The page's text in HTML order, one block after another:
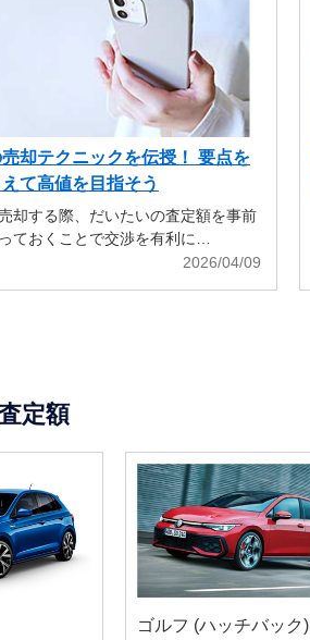
却テクニックを伝授！ 要点を
て高値を目指そう
却する際、だいたいの査定額を事前
ておくことで交渉を有利に…
2026/04/09
定額
ゴルフ (ハッチバック)